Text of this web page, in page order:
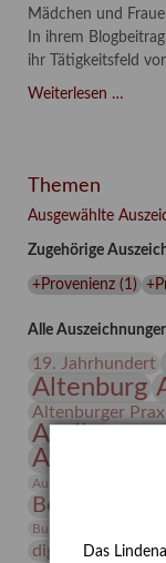
Mädchen und
In ihrem
ihr Tätigkeitsfeld
Weiterlesen …
im
des
Themen
Ausgewählte
Zugehörige
+Provenienz(1 )
Alle
19. Jahrhundert
Altenburg
Altenburger
Antike
Ausstellung
Ausstellung „Vier
Bernhard
Burg Posterstein
digitallabor
Das